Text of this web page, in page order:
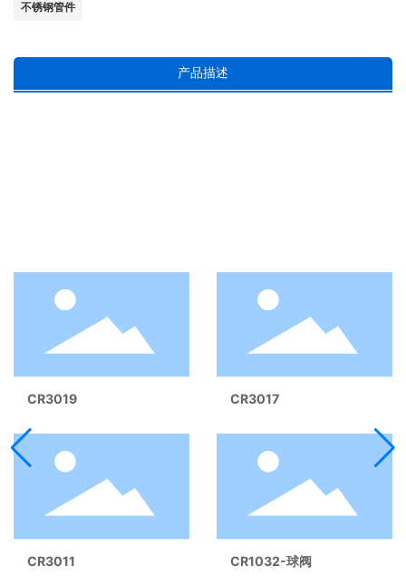
不锈钢管件
产品描述
CR3019 CR3017
CR3011 CR1032-球阀